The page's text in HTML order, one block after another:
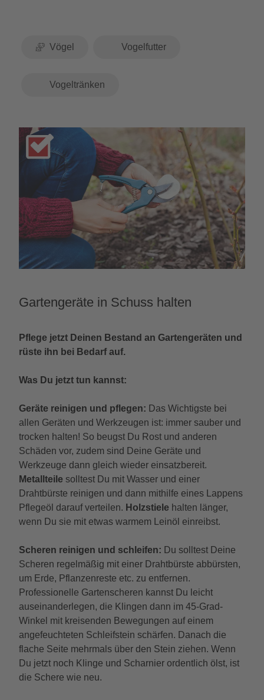
Vögel Vogelfutter
Vogeltränken
Gartengeräte in Schuss halten
Pflege jetzt Deinen Bestand an Gartengeräten und
rüste ihn bei Bedarf auf.
Was Du jetzt tun kannst:
Geräte reinigen und pflegen: Das Wichtigste bei
allen Geräten und Werkzeugen ist: immer sauber und
trocken halten! So beugst Du Rost und anderen
Schäden vor, zudem sind Deine Geräte und
Werkzeuge dann gleich wieder einsatzbereit.
Metallteile solltest Du mit Wasser und einer
Drahtbürste reinigen und dann mithilfe eines Lappens
Pflegeöl darauf verteilen. Holzstiele halten länger,
wenn Du sie mit etwas warmem Leinöl einreibst.
Scheren reinigen und schleifen: Du solltest Deine
Scheren regelmäßig mit einer Drahtbürste abbürsten,
um Erde, Pflanzenreste etc. zu entfernen.
Professionelle Gartenscheren kannst Du leicht
auseinanderlegen, die Klingen dann im 45-Grad-
Winkel mit kreisenden Bewegungen auf einem
angefeuchteten Schleifstein schärfen. Danach die
flache Seite mehrmals über den Stein ziehen. Wenn
Du jetzt noch Klinge und Scharnier ordentlich ölst, ist
die Schere wie neu.